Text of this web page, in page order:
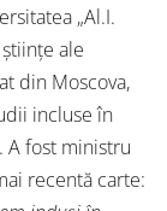
„Al.I.
ale
din Moscova,
incluse în
A fost ministru
recentă carte: